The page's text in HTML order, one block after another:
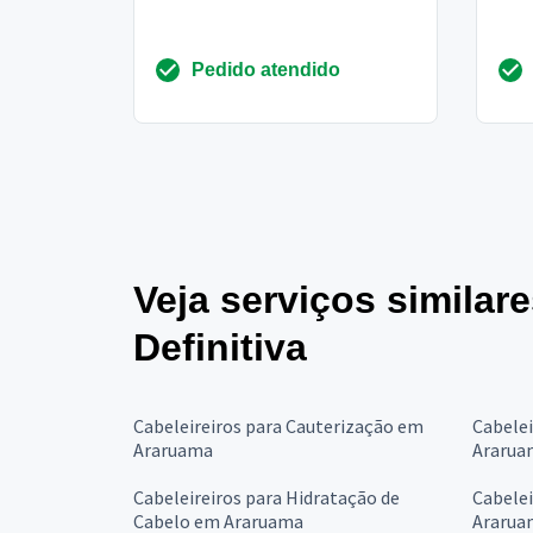
Pedido atendido
Veja serviços
Definitiva
Cabeleireiros para Cauterização em
Araruama
Cabeleireiros para Hidratação de
Cabelo em Araruama